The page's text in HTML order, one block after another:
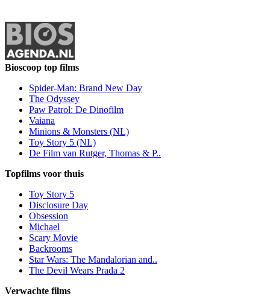
Bioscoop top films
Spider-Man: Brand New Day
The Odyssey
Paw Patrol: De Dinofilm
Vaiana
Minions & Monsters (NL)
Toy Story 5 (NL)
De Film van Rutger, Thomas & P..
Topfilms voor thuis
Toy Story 5
Disclosure Day
Obsession
Michael
Scary Movie
Backrooms
Star Wars: The Mandalorian and..
The Devil Wears Prada 2
Verwachte films